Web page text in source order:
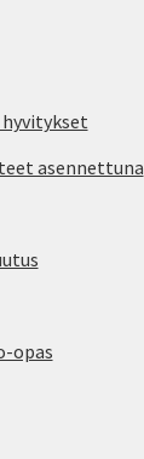
asennettuna
opas